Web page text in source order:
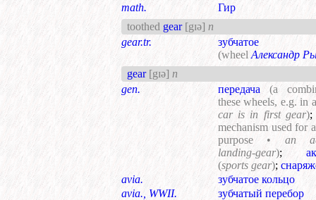
math.
Гир
toothed gear [gɪə] n
gear.tr.
зубчатое
(wheel Александр
gear [gɪə] n
gen.
передача
(a
these wheels, e.g. in
car is in first gear)
mechanism used for
purpose •an
landing-gear);
(sports gear);
avia.
зубчатое кольцо
avia., WWII.
зубчатый перебор